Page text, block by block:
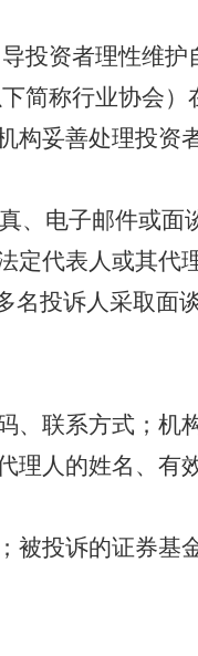
投资者理性维护
简称行业协会）
妥善处理投资
、电子邮件或面
定代表人或其代
名投诉人采取面
联系方式； 机
理人的姓名、有
；被投诉的证券基